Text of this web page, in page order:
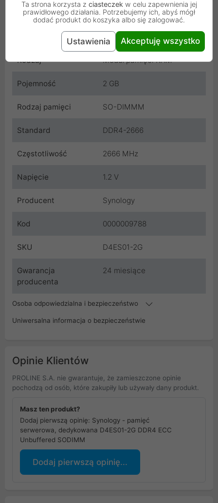
Cechy produktu
Kolor wiodący Zielony
Rodzaj Moduł pamięci RAM
Pojemność 2 GB
Rodzaj pamięci SO-DIMMM
Standard DDR4-2666
Częstotliwość 2666 MHz
Napięcie 1.2 V
Producent Synology
Kod 0000009788
SKU D4ES01-2G
Gwarancja
producenta
24 miesiące
Osoba odpowiedzialna i bezpieczeństwo
Uniwersalna informacja o bezpieczeństwie
Opinie Klientów
PROLINE S.A. nie gwarantuje, że zamieszczone opinie
pochodzą od osób, które zakupiły lub używały dany produkt.
Masz ten produkt?
Dodaj pierwszą opinię: Synology - pamięć
serwerowa, dedykowana D4ES01-2G DDR4 ECC
Unbuffered SODIMM
Dodaj pierwszą opinię...
Ta strona korzysta z ciasteczek w celu zapewnienia jej
prawidłowego działania. Potrzebujemy ich, abyś mógł
dodać produkt do koszyka albo się zalogować.
Ustawienia Akceptuję wszystko